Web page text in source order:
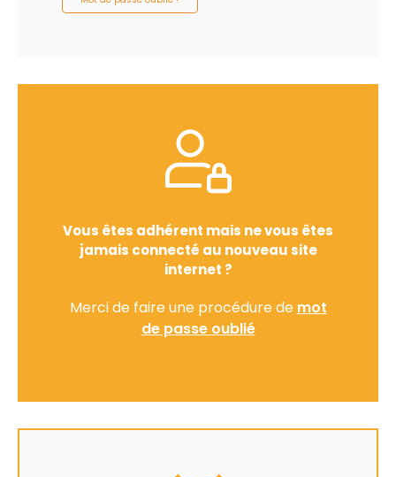
Vous êtes adhérent mais ne vous êtes
jamais connecté au nouveau site
internet ?
Merci de faire une procédure de mot
de passe oublié